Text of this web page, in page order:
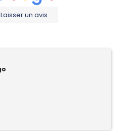
Laisser un avis